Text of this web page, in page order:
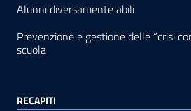
Alunni diversamente abili
Prevenzione e gestione delle “crisi
scuola
RECAPITI